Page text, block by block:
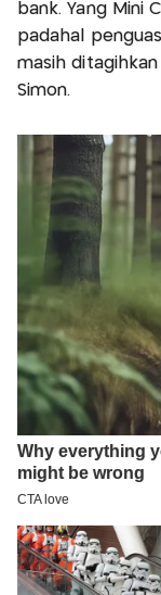
bank. Yang Mini
padahal
masih
Simon.